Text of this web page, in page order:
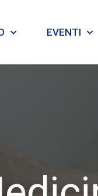
EVENTI